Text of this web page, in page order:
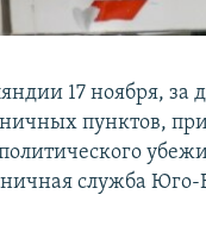
РС
17 ноября, за
пунктов,
служба Юго-